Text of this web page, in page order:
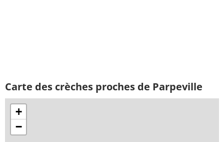
Carte des crèches proches de Parpeville
+
−